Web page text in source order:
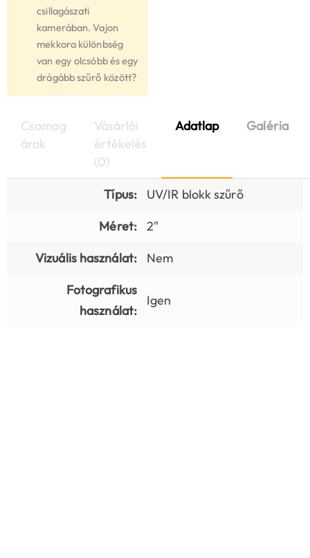
csillagászati
kamerában. Vajon
mekkora különbség
van egy olcsóbb és egy
drágább szűrő között?
Csomag
árak
Vásárlói
értékelés
(0)
Adatlap Galéria
Típus:
UV/IR blokk szűrő
Méret:
2"
Vizuális használat:
Nem
Fotografikus
használat:
Igen